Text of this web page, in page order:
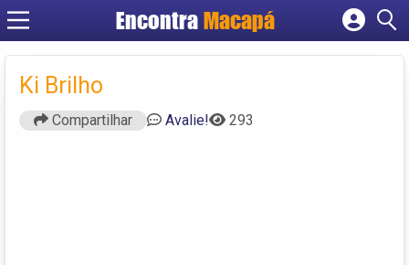
EncontraMacapá
Cadastrar empresa
Ki Brilho
Compartilhar Avalie! 293